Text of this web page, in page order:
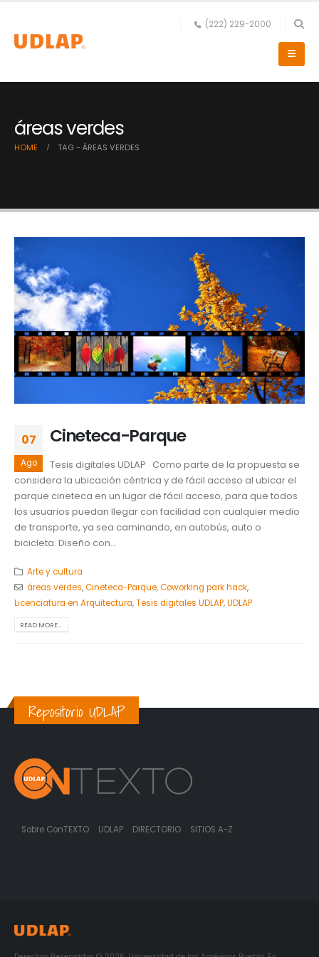
(222) 229-2000
áreas verdes
HOME TAG - ÁREAS VERDES
07
Ago
Cineteca-Parque
Tesis digitales UDLAP Como parte de la propuesta se
considera la ubicación céntrica y de fácil acceso al ubicar el
parque cineteca en un lugar de fácil acceso, para que todos
los usuarios puedan llegar con facilidad con cualquier medio
de transporte, ya sea caminando, en autobús, auto o
bicicleta. Diseño con...
Arte y cultura
áreas verdes,Cineteca-Parque,Coworking park hack,
Licenciatura en Arquitectura,Tesis digitales UDLAP,UDLAP
READ MORE...
Repositorio UDLAP
Sobre ConTEXTO UDLAP DIRECTORIO SITIOS A-Z